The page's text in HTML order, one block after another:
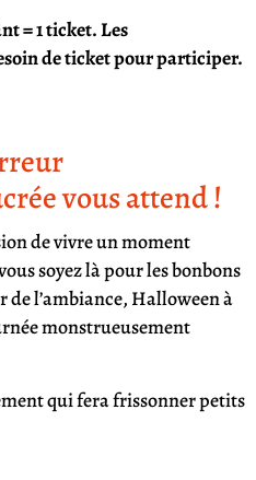
= 1 ticket. Les
de ticket pour participer.
vous attend !
de vivre un moment
soyez là pour les bonbons
l’ambiance, Halloween à
monstrueusement
qui fera frissonner petits